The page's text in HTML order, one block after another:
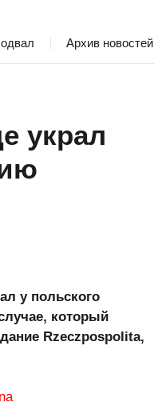
Архив новостей
украл
у польского
который
Rzeczpospolita,